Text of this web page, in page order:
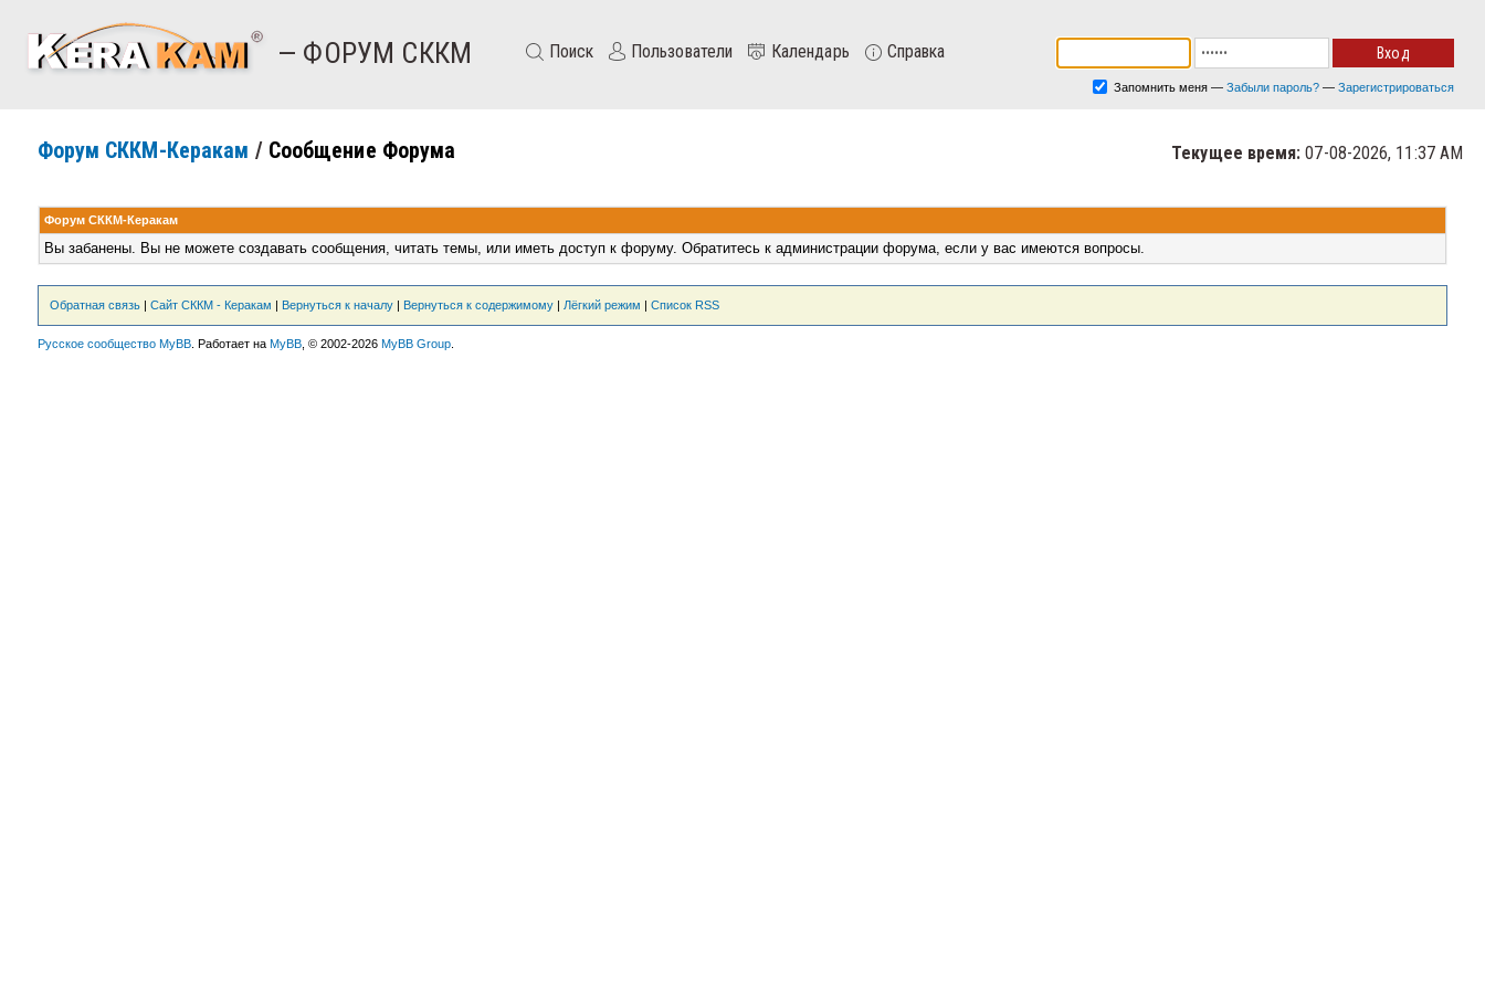
— ФОРУМ СККМ Поиск Пользователи Календарь Справка
Запомнить меня — Забыли пароль? — Зарегистрироваться
Текущее время: 07-08-2026, 11:37 AM
Форум СККМ-Керакам / Сообщение Форума
Форум СККМ-Керакам
Вы забанены. Вы не можете создавать сообщения, читать темы, или иметь доступ к форуму. Обратитесь к администрации форума, если у вас имеются вопросы.
Обратная связь| Сайт СККМ - Керакам | Вернуться к началу| Вернуться к содержимому| Лёгкий режим | Список RSS
Русское сообщество MyBB. Работает на MyBB, © 2002-2026 MyBB Group.